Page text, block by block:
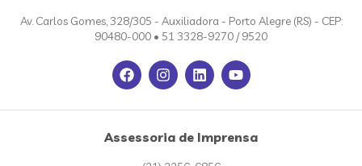
Av. Carlos Gomes, 328/305 - Auxiliadora - Porto Alegre (RS) - CEP:
90480-000 • 51 3328-9270 / 9520
Assessoria de Imprensa